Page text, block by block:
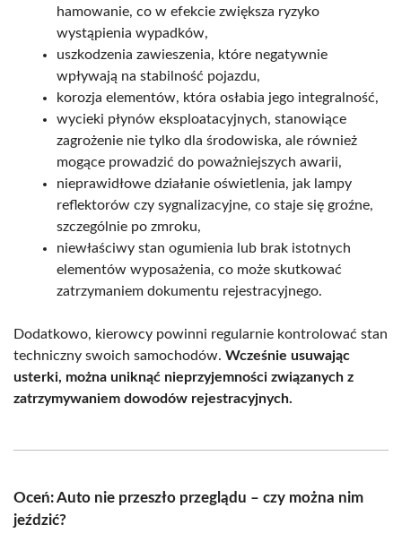
hamowanie, co w efekcie zwiększa ryzyko
wystąpienia wypadków,
uszkodzenia zawieszenia, które negatywnie
wpływają na stabilność pojazdu,
korozja elementów, która osłabia jego integralność,
wycieki płynów eksploatacyjnych, stanowiące
zagrożenie nie tylko dla środowiska, ale również
mogące prowadzić do poważniejszych awarii,
nieprawidłowe działanie oświetlenia, jak lampy
reflektorów czy sygnalizacyjne, co staje się groźne,
szczególnie po zmroku,
niewłaściwy stan ogumienia lub brak istotnych
elementów wyposażenia, co może skutkować
zatrzymaniem dokumentu rejestracyjnego.
Dodatkowo, kierowcy powinni regularnie kontrolować stan
techniczny swoich samochodów. Wcześnie usuwając
usterki, można uniknąć nieprzyjemności związanych z
zatrzymywaniem dowodów rejestracyjnych.
Oceń: Auto nie przeszło przeglądu – czy można nim
jeździć?